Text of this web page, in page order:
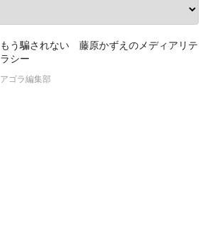
もう騙されない 藤原かずえのメディアリテ
ラシー
アゴラ編集部